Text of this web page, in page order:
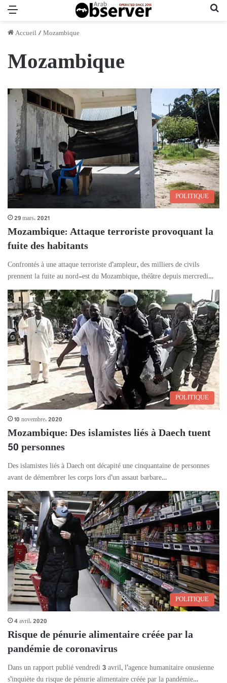
Accueil /Mozambique
Mozambique
POLITIQUE
29 mars، 2021
Mozambique: Attaque terroriste provoquant la
fuite des habitants
Confrontés à une attaque terroriste d’ampleur, des milliers de civils
prennent la fuite au nord-est du Mozambique, théâtre depuis mercredi…
POLITIQUE
10 novembre، 2020
Mozambique: Des islamistes liés à Daech tuent
50 personnes
Des islamistes liés à Daech ont décapité une cinquantaine de personnes
avant de démembrer les corps lors d’un assaut barbare…
POLITIQUE
4 avril، 2020
Risque de pénurie alimentaire créée par la
pandémie de coronavirus
Dans un rapport publié vendredi 3 avril, l’agence humanitaire onusienne
s’inquiète du risque de pénurie alimentaire créée par la pandémie…